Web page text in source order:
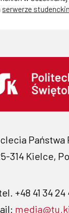
serwerze
Państwa
314 Kielce,
+48 41 34 24